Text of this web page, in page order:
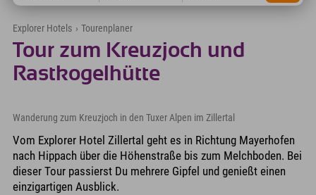
Explorer Hotels › Tourenplaner
Tour zum Kreuzjoch und
Rastkogelhütte
Wanderung zum Kreuzjoch in den Tuxer Alpen im Zillertal
Vom Explorer Hotel Zillertal geht es in Richtung Mayerhofen
nach Hippach über die Höhenstraße bis zum Melchboden. Bei
dieser Tour passierst Du mehrere Gipfel und genießt einen
einzigartigen Ausblick.